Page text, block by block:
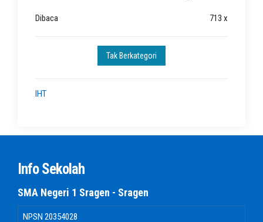
Dibaca 713 x
Tak Berkategori
IHT
Info Sekolah
SMA Negeri 1 Sragen - Sragen
NPSN 20354028